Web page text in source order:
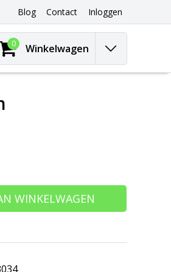
Blog Contact Inloggen
0 Winkelwagen
WINKELWAGEN